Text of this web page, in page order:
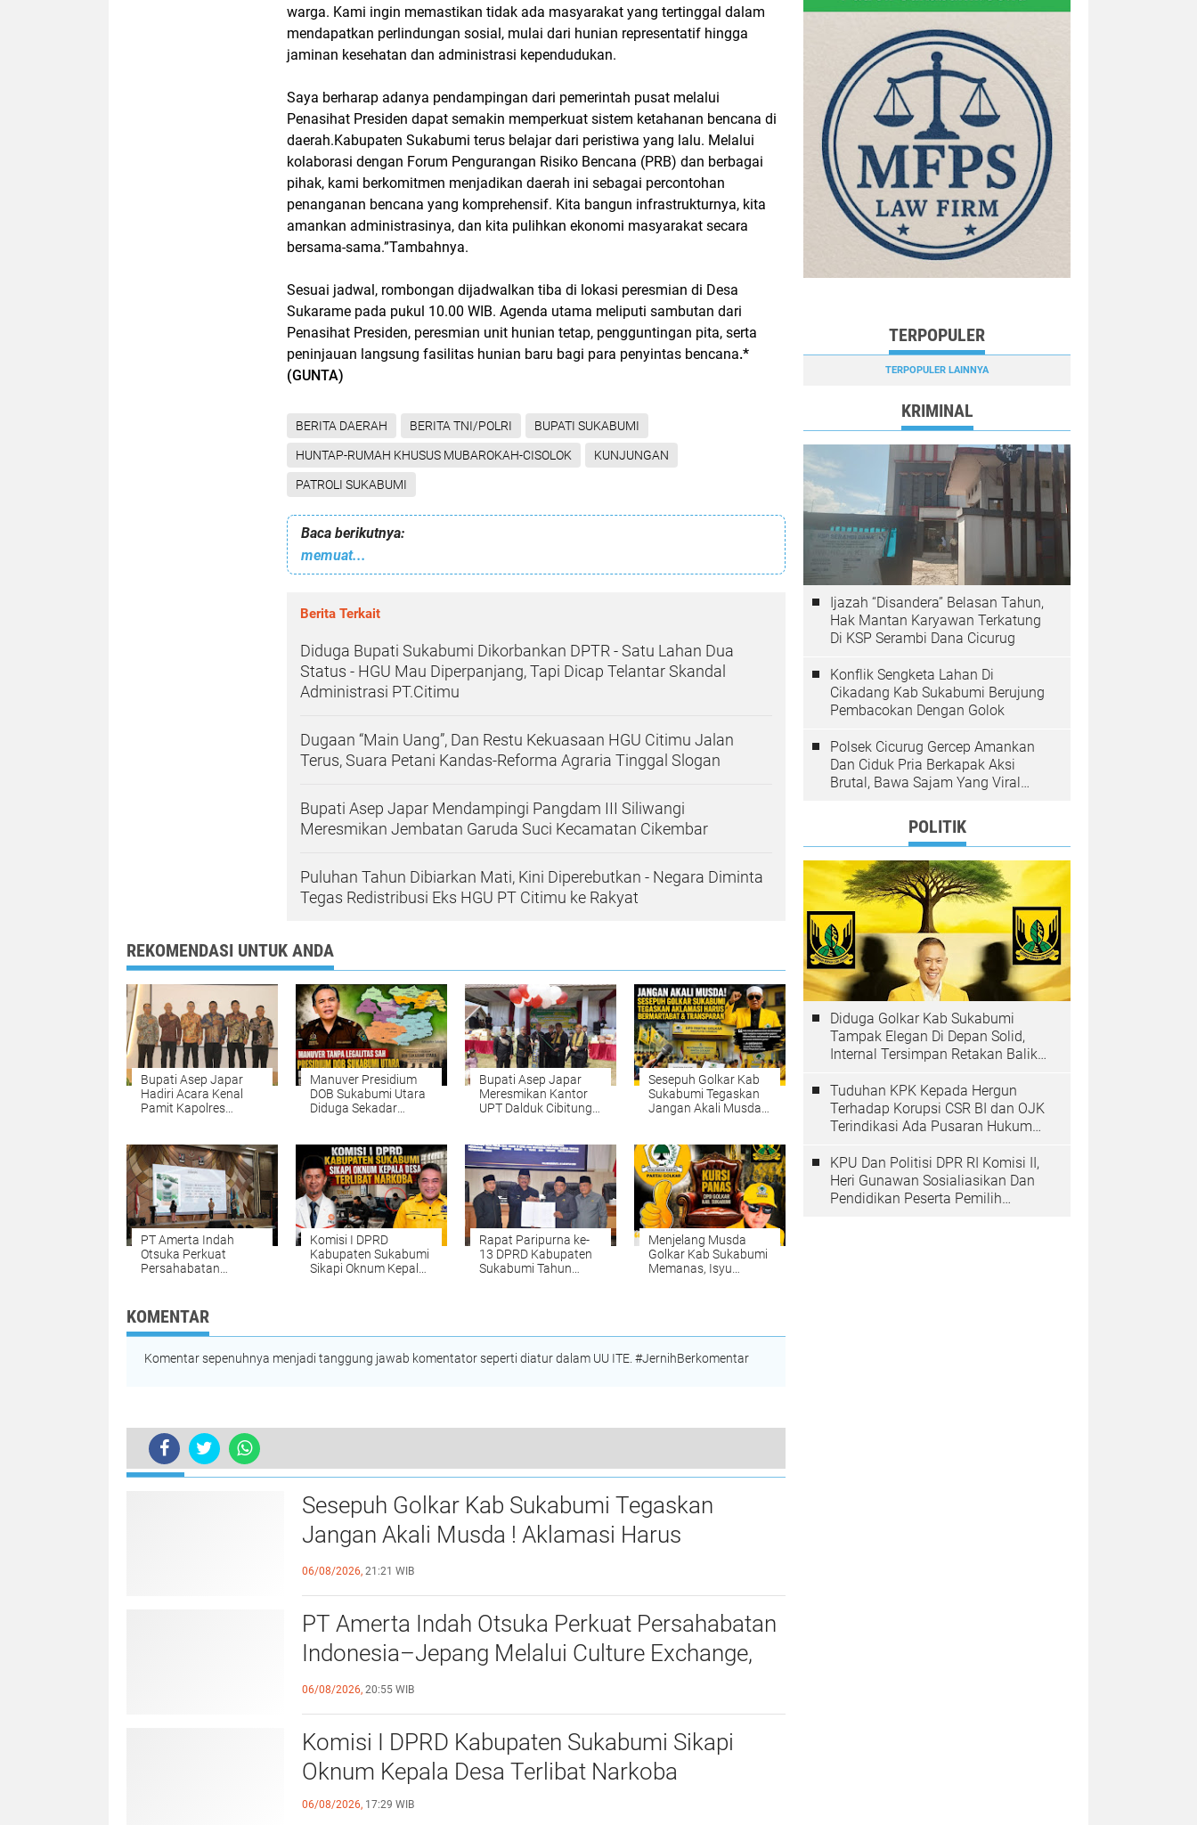
warga. Kami ingin memastikan tidak ada masyarakat yang tertinggal dalam
mendapatkan perlindungan sosial, mulai dari hunian representatif hingga
jaminan kesehatan dan administrasi kependudukan.
Saya berharap adanya pendampingan dari pemerintah pusat melalui
Penasihat Presiden dapat semakin memperkuat sistem ketahanan bencana di
daerah.Kabupaten Sukabumi terus belajar dari peristiwa yang lalu. Melalui
kolaborasi dengan Forum Pengurangan Risiko Bencana (PRB) dan berbagai
pihak, kami berkomitmen menjadikan daerah ini sebagai percontohan
penanganan bencana yang komprehensif. Kita bangun infrastrukturnya, kita
amankan administrasinya, dan kita pulihkan ekonomi masyarakat secara
bersama-sama.”Tambahnya.
Sesuai jadwal, rombongan dijadwalkan tiba di lokasi peresmian di Desa
Sukarame pada pukul 10.00 WIB. Agenda utama meliputi sambutan dari
Penasihat Presiden, peresmian unit hunian tetap, pengguntingan pita, serta
peninjauan langsung fasilitas hunian baru bagi para penyintas bencana.*
(GUNTA)
BERITA DAERAH BERITA TNI/POLRI BUPATI SUKABUMI
HUNTAP-RUMAH KHUSUS MUBAROKAH-CISOLOK KUNJUNGAN
PATROLI SUKABUMI
Baca berikutnya:
memuat...
Berita Terkait
Diduga Bupati Sukabumi Dikorbankan DPTR - Satu Lahan Dua
Status - HGU Mau Diperpanjang, Tapi Dicap Telantar Skandal
Administrasi PT.Citimu
Dugaan “Main Uang”, Dan Restu Kekuasaan HGU Citimu Jalan
Terus, Suara Petani Kandas-Reforma Agraria Tinggal Slogan
Bupati Asep Japar Mendampingi Pangdam III Siliwangi
Meresmikan Jembatan Garuda Suci Kecamatan Cikembar
Puluhan Tahun Dibiarkan Mati, Kini Diperebutkan - Negara Diminta
Tegas Redistribusi Eks HGU PT Citimu ke Rakyat
REKOMENDASI UNTUK ANDA
Bupati Asep Japar
Hadiri Acara Kenal
Pamit Kapolres
Manuver Presidium
DOB Sukabumi Utara
Diduga Sekadar
Bupati Asep Japar
Meresmikan Kantor
UPT Dalduk Cibitung
Kepada Masyarakat
Sesepuh Golkar Kab
Sukabumi Tegaskan
Jangan Akali Musda !
Transparan
PT Amerta Indah
Otsuka Perkuat
Persahabatan
Exchange, Generasi
Muda Bersatu
Wujudkan Masa
Depan Berkelanjutan
Komisi I DPRD
Kabupaten Sukabumi
Sikapi Oknum Kepala
Rapat Paripurna ke-
13 DPRD Kabupaten
Sukabumi Tahun
Menjelang Musda
Golkar Kab Sukabumi
Memanas, Isyu
KOMENTAR
Komentar sepenuhnya menjadi tanggung jawab komentator seperti diatur dalam UU ITE. #JernihBerkomentar
Bupati Asep Japar Sambut Kunjungan Jenderal (Purn) Dudung Abdurachman, Untuk Perkuat Kolaborasi Mitigasi Bencana dan Resmikan Huntap Cisolok
TERKINI
Sesepuh Golkar Kab Sukabumi Tegaskan
Jangan Akali Musda ! Aklamasi Harus
Bermartabat Dan Transparan
06/08/2026, 21:21 WIB
PT Amerta Indah Otsuka Perkuat Persahabatan
Indonesia–Jepang Melalui Culture Exchange,
Generasi Muda Bersatu Wujudkan Masa Depan
Berkelanjutan
06/08/2026, 20:55 WIB
Komisi I DPRD Kabupaten Sukabumi Sikapi
Oknum Kepala Desa Terlibat Narkoba
06/08/2026, 17:29 WIB
TERPOPULER
TERPOPULER LAINNYA
KRIMINAL
Ijazah “Disandera” Belasan Tahun,
Hak Mantan Karyawan Terkatung
Di KSP Serambi Dana Cicurug
Konflik Sengketa Lahan Di
Cikadang Kab Sukabumi Berujung
Pembacokan Dengan Golok
Polsek Cicurug Gercep Amankan
Dan Ciduk Pria Berkapak Aksi
Brutal, Bawa Sajam Yang Viral
POLITIK
Diduga Golkar Kab Sukabumi
Tampak Elegan Di Depan Solid,
Internal Tersimpan Retakan Balik
Tuduhan KPK Kepada Hergun
Terhadap Korupsi CSR BI dan OJK
Terindikasi Ada Pusaran Hukum
KPU Dan Politisi DPR RI Komisi II,
Heri Gunawan Sosialiasikan Dan
Pendidikan Peserta Pemilih